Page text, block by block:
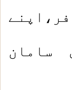
سامان